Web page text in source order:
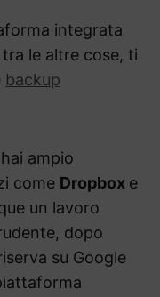
integrata
tra le altre cose, ti
backup
ampio
come Dropbox e
un lavoro
dopo
su Google